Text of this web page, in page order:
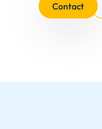
Contact